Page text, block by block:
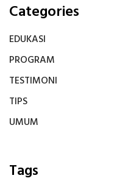
Categories
EDUKASI
PROGRAM
TESTIMONI
TIPS
UMUM
Tags